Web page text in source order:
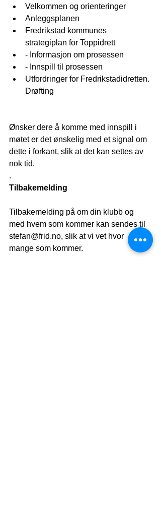
Velkommen og orienteringer
Anleggsplanen
Fredrikstad kommunes
strategiplan for Toppidrett
- Informasjon om prosessen
- Innspill til prosessen
Utfordringer for Fredrikstadidretten.
Drøfting
Ønsker dere å komme med innspill i
møtet er det ønskelig med et signal om
dette i forkant, slik at det kan settes av
nok tid.
.
Tilbakemelding
Tilbakemelding på om din klubb og
med hvem som kommer kan sendes til
stefan@frid.no, slik at vi vet hvor
mange som kommer.